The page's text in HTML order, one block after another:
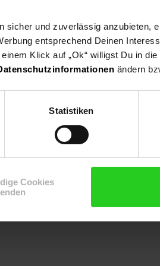
sicher und zuverlässig anzubieten,
entsprechend Deinen
Klick auf „Ok“ willigst Du in
ändern
Statistiken
Cookies
Bodendecker